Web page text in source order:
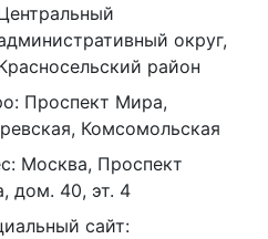
округ,
район
Проспект Мира,
Комсомольская
Москва, Проспект
дом. 40, эт. 4
сайт: